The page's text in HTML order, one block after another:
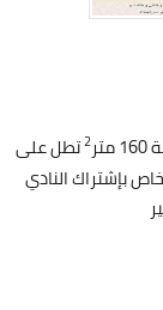
2تطل على
تشطيب خاص بإشتراك النادي